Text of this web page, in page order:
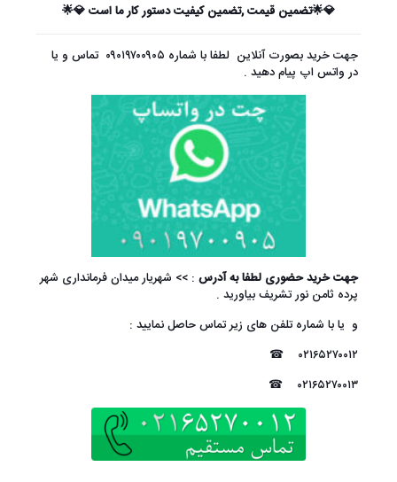
💎🌟تضمین قیمت ,تضمین کیفیت دستور کار ما است 💎🌟
جهت خرید بصورت آنلاین لطفا با شماره ۰۹۰۱۹۷۰۰۹۰۵ تماس و یا
در واتس اپ پیام دهید .
جهت خرید حضوری لطفا به آدرس : >> شهریار میدان فرمانداری شهر
پرده ثامن نورتشریف بیاورید .
و یا با شماره تلفن های زیر تماس حاصل نمایید :
۰۲۱۶۵۲۷۰۰۱۲ ☎
۰۲۱۶۵۲۷۰۰۱۳ ☎